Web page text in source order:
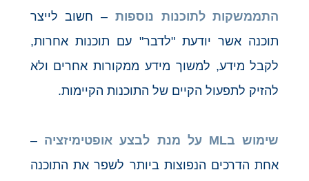
התממשקות לתוכנות נוספות – חשוב לייצר
תוכנה אשר יודעת "לדבר" עם תוכנות אחרות,
לקבל מידע, למשוך מידע ממקורות אחרים ולא
להזיק לתפעול הקיים של התוכנות הקיימות.
שימוש בML על מנת לבצע אופטימיזציה –
אחת הדרכים הנפוצות ביותר לשפר את התוכנה